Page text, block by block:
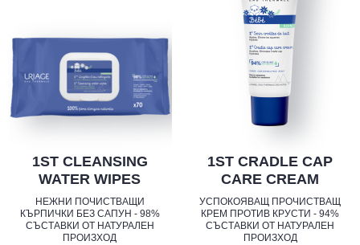
1ST CLEANSING
WATER WIPES
НЕЖНИ ПОЧИСТВАЩИ
КЪРПИЧКИ БЕЗ САПУН - 98%
СЪСТАВКИ ОТ НАТУРАЛЕН
ПРОИЗХОД
1ST CRADLE CAP
CARE CREAM
УСПОКОЯВАЩ ПРОЧИСТВАЩ
КРЕМ ПРОТИВ КРУСТИ - 94%
СЪСТАВКИ ОТ НАТУРАЛЕН
ПРОИЗХОД